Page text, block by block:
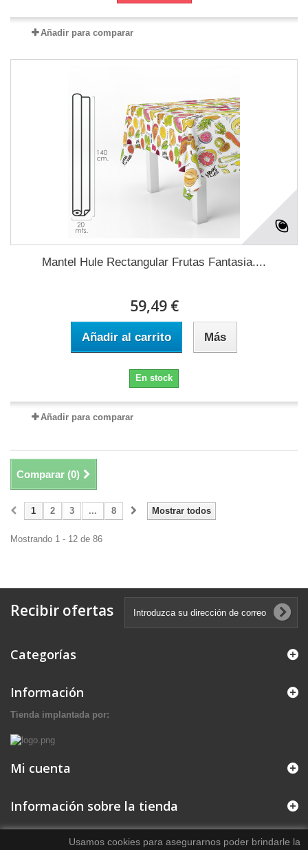
Añadir para comparar
Mantel Hule Rectangular Frutas Fantasia....
59,49 €
Añadir al carrito Más
En stock
Añadir para comparar
Comparar (0)
Mostrar todos
1 2 3 ... 8
Mostrando 1 - 12 de 86
Recibir ofertas
Categorías
Información
Tienda implantada por:
Mi cuenta
Información sobre la tienda
Usamos cookies para asegurarnos poder brindarle la